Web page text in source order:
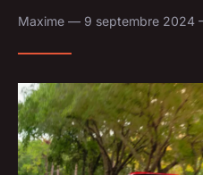
Maxime — 9 septembre 2024